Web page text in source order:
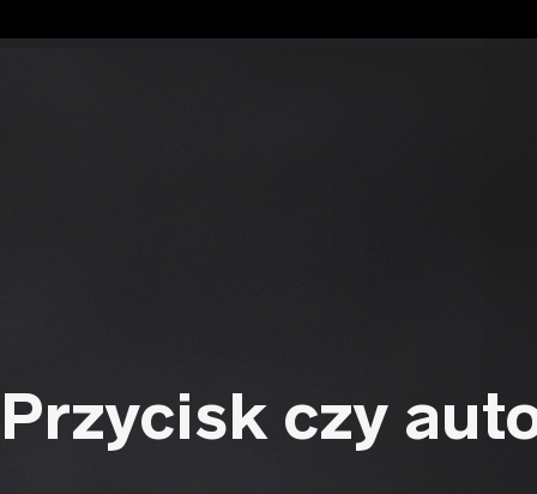
Przycisk czy